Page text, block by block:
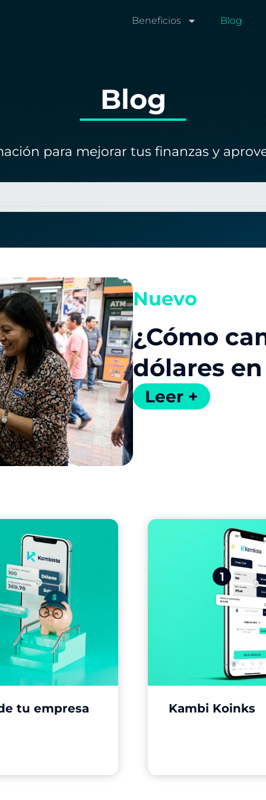
Beneficios Blog
Blog
para mejorar tus finanzas y
Nuevo
¿Cómo
dólares
Leer +
tu empresa
Kambi Koinks